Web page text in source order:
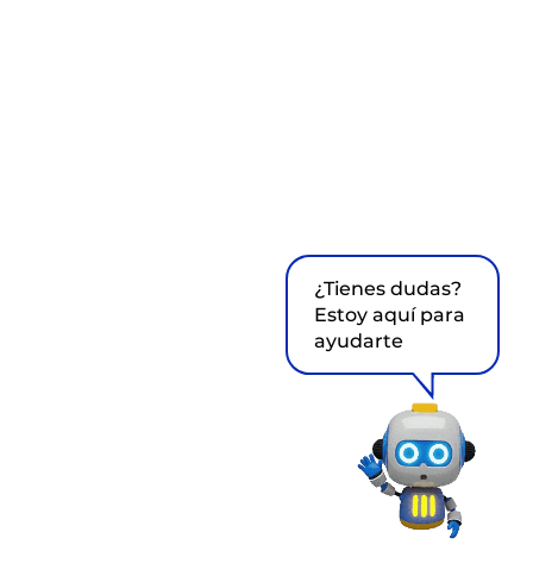
¿Tienes dudas?
Estoy aquí para
ayudarte